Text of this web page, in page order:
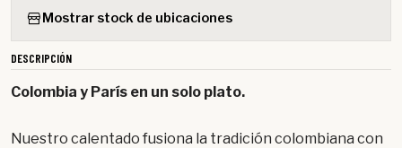
Mostrar stock de ubicaciones
DESCRIPCIÓN
Colombia y París en un solo plato.
Nuestro calentado fusiona la tradición colombiana con